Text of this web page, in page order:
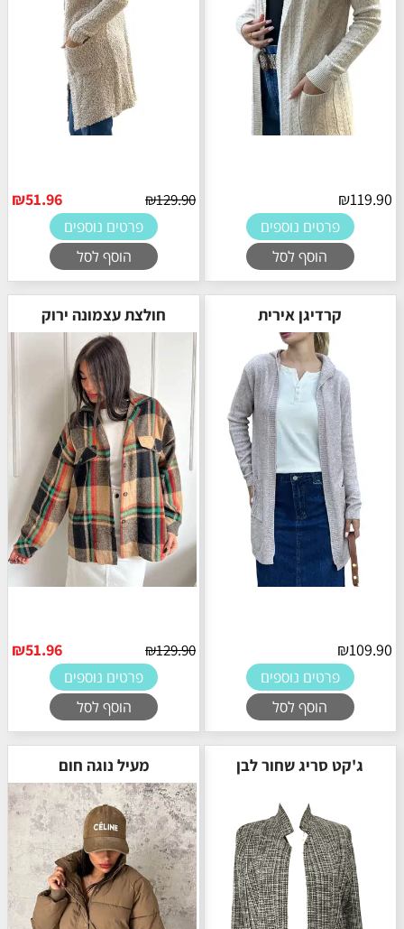
₪119.90
פרטים נוספים
הוסף לסל
₪129.90
₪51.96
פרטים נוספים
הוסף לסל
קרדיגן אירית
₪109.90
פרטים נוספים
הוסף לסל
חולצת עצמונה ירוק
₪129.90
₪51.96
פרטים נוספים
הוסף לסל
ג'קט סריג שחור לבן מעיל נוגה חום